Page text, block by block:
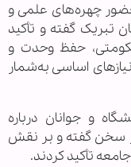
چهره‌های علمی و
تبریک گفته و تأکید
حفظ وحدت و
اساسی به‌شمار
و جوانان درباره
سخن گفته و بر نقش
تأکید کردند.